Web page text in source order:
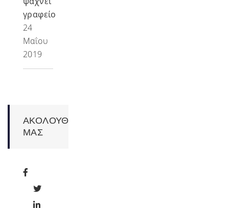
γραφείο
24
Μαΐου
2019
ΑΚΟΛΟΥΘΗΣΤΕ
ΜΑΣ